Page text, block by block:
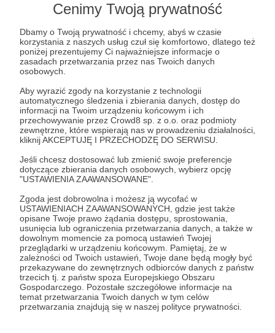
Cenimy Twoją prywatność
Dbamy o Twoją prywatność i chcemy, abyś w czasie
korzystania z naszych usług czuł się komfortowo, dlatego też
poniżej prezentujemy Ci najważniejsze informacje o
zasadach przetwarzania przez nas Twoich danych
osobowych.
Aby wyrazić zgody na korzystanie z technologii
automatycznego śledzenia i zbierania danych, dostęp do
informacji na Twoim urządzeniu końcowym i ich
przechowywanie przez Crowd8 sp. z o.o. oraz podmioty
zewnętrzne, które wspierają nas w prowadzeniu działalności,
kliknij AKCEPTUJĘ I PRZECHODZĘ DO SERWISU.
Jeśli chcesz dostosować lub zmienić swoje preferencje
dotyczące zbierania danych osobowych, wybierz opcję
"USTAWIENIA ZAAWANSOWANE".
Zgoda jest dobrowolna i możesz ją wycofać w
USTAWIENIACH ZAAWANSOWANYCH, gdzie jest także
opisane Twoje prawo żądania dostępu, sprostowania,
usunięcia lub ograniczenia przetwarzania danych, a także w
dowolnym momencie za pomocą ustawień Twojej
przeglądarki w urządzeniu końcowym. Pamiętaj, że w
zależności od Twoich ustawień, Twoje dane będą mogły być
przekazywane do zewnętrznych odbiorców danych z państw
trzecich tj. z państw spoza Europejskiego Obszaru
Gospodarczego. Pozostałe szczegółowe informacje na
temat przetwarzania Twoich danych w tym celów
przetwarzania znajdują się w naszej polityce prywatności.
warszawskim Zbigniewem Madeyskim i
porucznikiem Marianem Świderkiem
Jadwiga Beaupré (1902–1984) – lekarka,
łączniczka w strukturach konspiracyjnych
Związku Odbudowy Rzeczypospolitej,
następnie – pod pseudonimem „Malina” –
komórki „Ogary” Komendy Głównej Armii
Krajowej, w czasie powstania warszawskiego
lekarka szefa sztabu KG AK gen. Tadeusza
Pełczyńskiego, w stopniu kapitana AK; po
wojnie – pionierka zakładania szkół rodzenia
w Polsce, twórczyni pierwszej z nich w Nowej
Hucie; założycielka Poradni Świadomego
Macierzyństwa, inicjatorka psychoprofilaktyki
porodowej.